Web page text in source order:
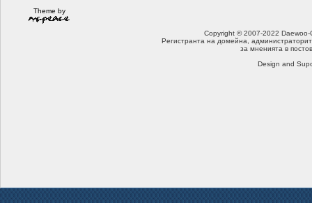
Theme by
Copyright © 2007-2022
Регистранта на домейна,
за мненията в
Design and